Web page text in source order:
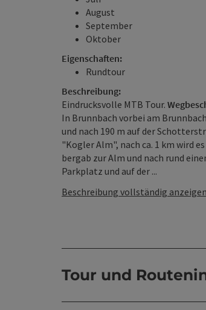
August
September
Oktober
Eigenschaften:
Rundtour
Beschreibung:
Eindrucksvolle MTB Tour.
In Brunnbach vorbei am
und nach 190 m auf der
"Kogler Alm", nach ca. 1 km wird
bergab zur Alm und nach rund
Parkplatz und auf der ...
Beschreibung vollständig anzeigen
Tour und